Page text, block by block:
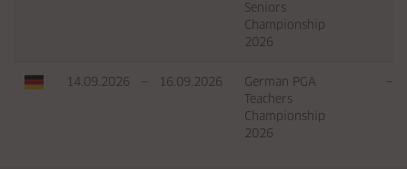
Seniors
Championship
2026
14.09.2026 — 16.09.2026
German PGA
Teachers
Championship
2026
—